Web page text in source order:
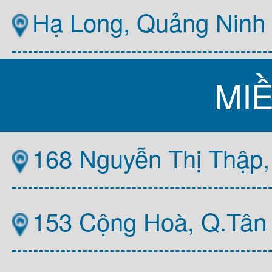
Hạ Long, Quảng Ninh
168 Nguyễn Thị
153 Cộng Hoà,